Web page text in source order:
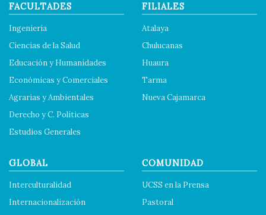
FACULTADES
Ingeniería
Ciencias de la Salud
Educación y Humanidades
Económicas y Comerciales
Agrarias y Ambientales
Derecho y C. Políticas
Estudios Generales
FILIALES
Atalaya
Chulucanas
Huaura
Tarma
Nueva Cajamarca
GLOBAL
Interculturalidad
Internacionalización
COMUNIDAD
UCSS en la Prensa
Pastoral